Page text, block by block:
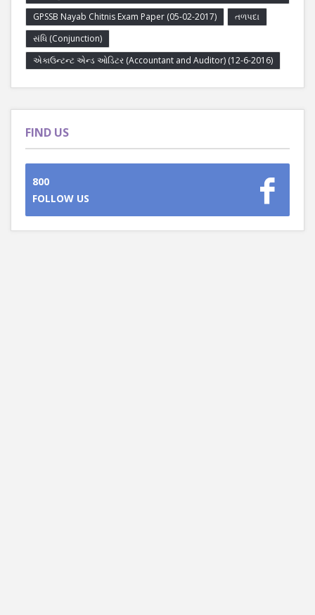
GPSSB Nayab Chitnis Exam Paper (05-02-2017)
તળપદા
સંધિ (Conjunction)
એકાઉન્ટન્ટ એન્ડ ઓડિટર (Accountant and Auditor) (12-6-2016)
FIND US
800
FOLLOW US